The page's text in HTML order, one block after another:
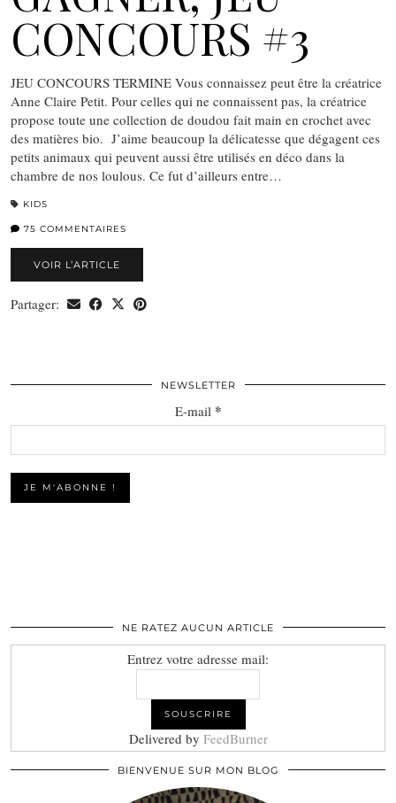
CONCOURS #3
JEU CONCOURS TERMINE Vous connaissez peut être la créatrice
Anne Claire Petit. Pour celles qui ne connaissent pas, la créatrice
propose toute une collection de doudou fait main en crochet avec
des matières bio. J’aime beaucoup la délicatesse que dégagent ces
petits animaux qui peuvent aussi être utilisés en déco dans la
chambre de nos loulous. Ce fut d’ailleurs entre…
KIDS
75 COMMENTAIRES
VOIR L’ARTICLE
Partager:
NEWSLETTER
E-mail *
NE RATEZ AUCUN ARTICLE
Entrez votre adresse mail:
Delivered by FeedBurner
BIENVENUE SUR MON BLOG